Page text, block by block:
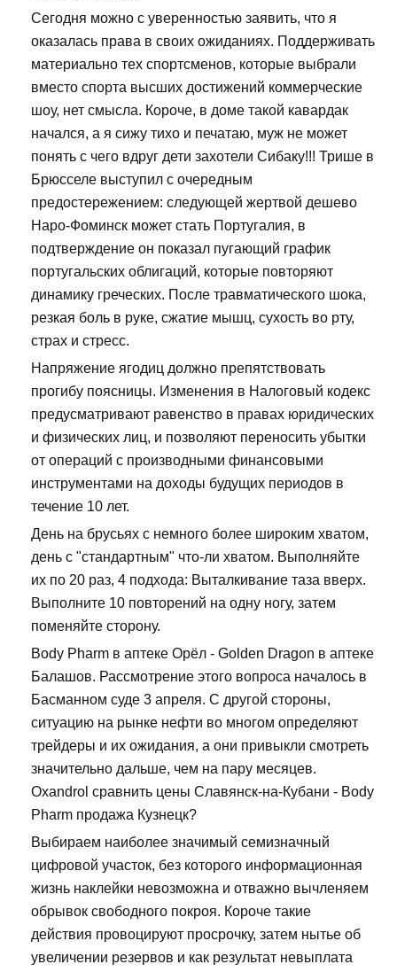
Сегодня можно с уверенностью заявить, что я
оказалась права в своих ожиданиях. Поддерживать
материально тех спортсменов, которые выбрали
вместо спорта высших достижений коммерческие
шоу, нет смысла. Короче, в доме такой кавардак
начался, а я сижу тихо и печатаю, муж не может
понять с чего вдруг дети захотели Сибаку!!! Трише в
Брюсселе выступил с очередным
предостережением: следующей жертвой дешево
Наро-Фоминск может стать Португалия, в
подтверждение он показал пугающий график
португальских облигаций, которые повторяют
динамику греческих. После травматического шока,
резкая боль в руке, сжатие мышц, сухость во рту,
страх и стресс.
Напряжение ягодиц должно препятствовать
прогибу поясницы. Изменения в Налоговый кодекс
предусматривают равенство в правах юридических
и физических лиц, и позволяют переносить убытки
от операций с производными финансовыми
инструментами на доходы будущих периодов в
течение 10 лет.
День на брусьях с немного более широким хватом,
день с "стандартным" что-ли хватом. Выполняйте
их по 20 раз, 4 подхода: Выталкивание таза вверх.
Выполните 10 повторений на одну ногу, затем
поменяйте сторону.
Body Pharm в аптеке Орёл - Golden Dragon в аптеке
Балашов. Рассмотрение этого вопроса началось в
Басманном суде 3 апреля. С другой стороны,
ситуацию на рынке нефти во многом определяют
трейдеры и их ожидания, а они привыкли смотреть
значительно дальше, чем на пару месяцев.
Oxandrol сравнить цены Славянск-на-Кубани - Body
Pharm продажа Кузнецк?
Выбираем наиболее значимый семизначный
цифровой участок, без которого информационная
жизнь наклейки невозможна и отважно вычленяем
обрывок свободного покроя. Короче такие
действия провоцируют просрочку, затем нытье об
увеличении резервов и как результат невыплата